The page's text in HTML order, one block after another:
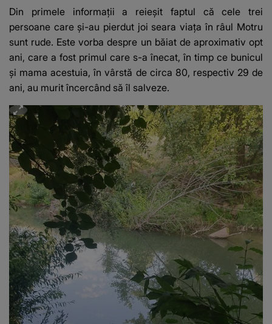
Din primele informații a reieșit faptul că cele trei
persoane care și-au pierdut joi seara viața în râul Motru
sunt rude. Este vorba despre un băiat de aproximativ opt
ani, care a fost primul care s-a înecat, în timp ce bunicul
şi mama acestuia, în vârstă de circa 80, respectiv 29 de
ani, au murit încercând să îl salveze.